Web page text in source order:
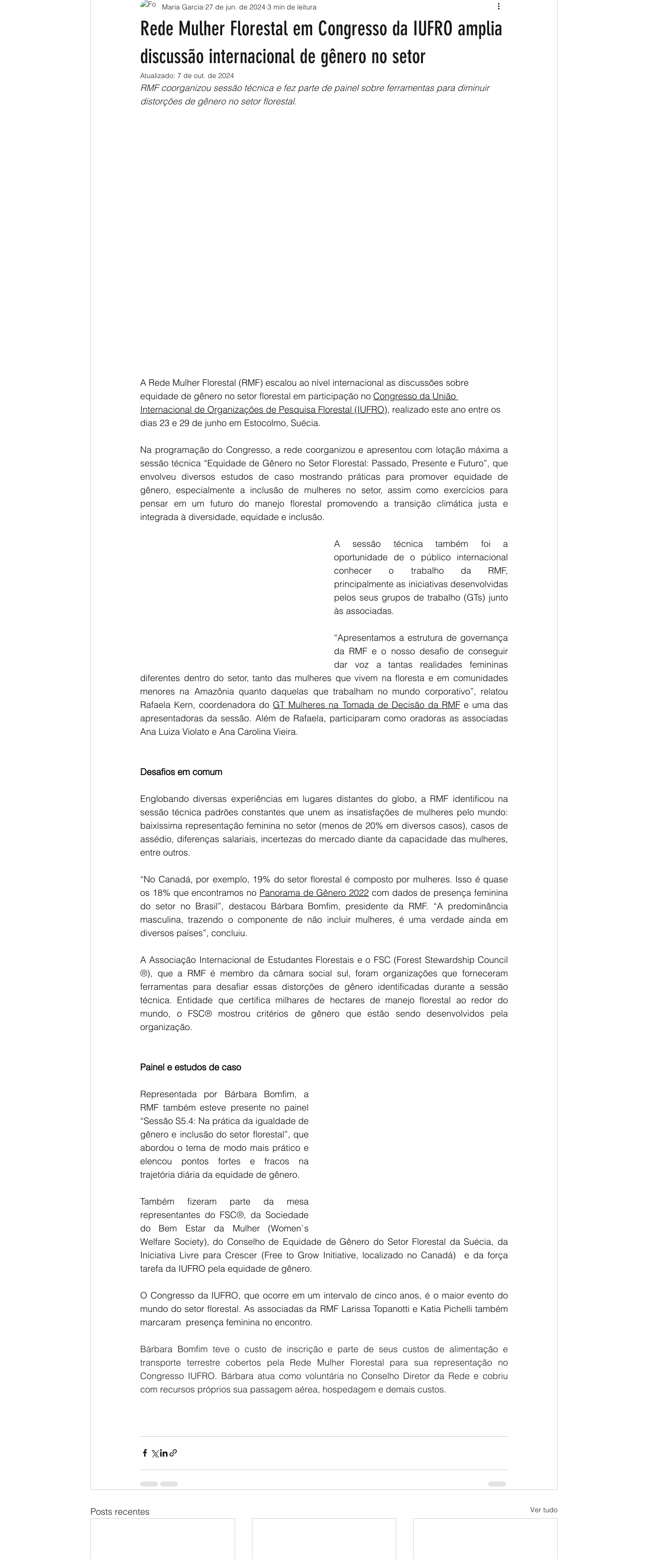
Rede Mulher Florestal em Congresso da IUFRO amplia
discussão internacional de gênero no setor
Maria Garcia 27 de jun. de 2024 3 min de leitura
Atualizado: 7 de out. de 2024
RMF coorganizou sessão técnica e fez parte de painel sobre ferramentas para diminuir
distorções de gênero no setor florestal.
A Rede Mulher Florestal (RMF) escalou ao nível internacional as discussões sobre
equidade de gênero no setor florestal em participação no Congresso da União
Internacional de Organizações de Pesquisa Florestal (IUFRO), realizado este ano entre os
dias 23 e 29 de junho em Estocolmo, Suécia.
Na programação do Congresso, a rede coorganizou e apresentou com lotação máxima a
sessão técnica “Equidade de Gênero no Setor Florestal: Passado, Presente e Futuro”, que
envolveu diversos estudos de caso mostrando práticas para promover equidade de
gênero, especialmente a inclusão de mulheres no setor, assim como exercícios para
pensar em um futuro do manejo florestal promovendo a transição climática justa e
integrada à diversidade, equidade e inclusão.
A sessão técnica também foi a
oportunidade de o público internacional
conhecer o trabalho da RMF,
principalmente as iniciativas desenvolvidas
pelos seus grupos de trabalho (GTs) junto
às associadas.
“Apresentamos a estrutura de governança
da RMF e o nosso desafio de conseguir
dar voz a tantas realidades femininas
diferentes dentro do setor, tanto das mulheres que vivem na floresta e em comunidades
menores na Amazônia quanto daquelas que trabalham no mundo corporativo”, relatou
Rafaela Kern, coordenadora do GT Mulheres na Tomada de Decisão da RMF e uma das
apresentadoras da sessão. Além de Rafaela, participaram como oradoras as associadas
Ana Luiza Violato e Ana Carolina Vieira.
Desafios em comum
Englobando diversas experiências em lugares distantes do globo, a RMF identificou na
sessão técnica padrões constantes que unem as insatisfações de mulheres pelo mundo:
baixíssima representação feminina no setor (menos de 20% em diversos casos), casos de
assédio, diferenças salariais, incertezas do mercado diante da capacidade das mulheres,
entre outros.
“No Canadá, por exemplo, 19% do setor florestal é composto por mulheres. Isso é quase
os 18% que encontramos no Panorama de Gênero 2022 com dados de presença feminina
do setor no Brasil”, destacou Bárbara Bomfim, presidente da RMF. “A predominância
masculina, trazendo o componente de não incluir mulheres, é uma verdade ainda em
diversos países”, concluiu.
®), que a RMF é membro da câmara social sul, foram organizações que forneceram
ferramentas para desafiar essas distorções de gênero identificadas durante a sessão
técnica. Entidade que certifica milhares de hectares de manejo florestal ao redor do
mundo, o FSC® mostrou critérios de gênero que estão sendo desenvolvidos pela
organização.
Painel e estudos de caso
Representada por Bárbara Bomfim, a
RMF também esteve presente no painel
“Sessão S5.4: Na prática da igualdade de
gênero e inclusão do setor florestal”, que
abordou o tema de modo mais prático e
elencou pontos fortes e fracos na
trajetória diária da equidade de gênero.
Também fizeram parte da mesa
representantes do FSC®, da Sociedade
do Bem Estar da Mulher (Women`s
Welfare Society), do Conselho de Equidade de Gênero do Setor Florestal da Suécia, da
Iniciativa Livre para Crescer (Free to Grow Initiative, localizado no Canadá)  e da força
tarefa da IUFRO pela equidade de gênero.
O Congresso da IUFRO, que ocorre em um intervalo de cinco anos, é o maior evento do
mundo do setor florestal. As associadas da RMF Larissa Topanotti e Katia Pichelli também
marcaram  presença feminina no encontro.
Bárbara Bomfim teve o custo de inscrição e parte de seus custos de alimentação e
transporte terrestre cobertos pela Rede Mulher Florestal para sua representação no
Congresso IUFRO. Bárbara atua como voluntária no Conselho Diretor da Rede e cobriu
com recursos próprios sua passagem aérea, hospedagem e demais custos.
Posts recentes Ver tudo